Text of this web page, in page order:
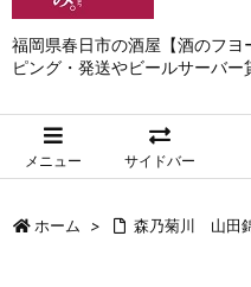
福岡県春日市の酒屋【酒のフヨ
ピング・発送やビールサーバー
メニュー サイドバー
ホーム > 森乃菊川 山田